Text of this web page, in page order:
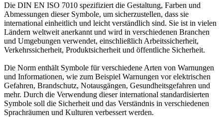
Die DIN EN ISO 7010 spezifiziert die Gestaltung, Farben und
Abmessungen dieser Symbole, um sicherzustellen, dass sie
international einheitlich und leicht verständlich sind. Sie ist in vielen
Ländern weltweit anerkannt und wird in verschiedenen Branchen
und Umgebungen verwendet, einschließlich Arbeitssicherheit,
Verkehrssicherheit, Produktsicherheit und öffentliche Sicherheit.
Die Norm enthält Symbole für verschiedene Arten von Warnungen
und Informationen, wie zum Beispiel Warnungen vor elektrischen
Gefahren, Brandschutz, Notausgängen, Gesundheitsgefahren und
mehr. Durch die Verwendung dieser international standardisierten
Symbole soll die Sicherheit und das Verständnis in verschiedenen
Sprachräumen und Kulturen verbessert werden.